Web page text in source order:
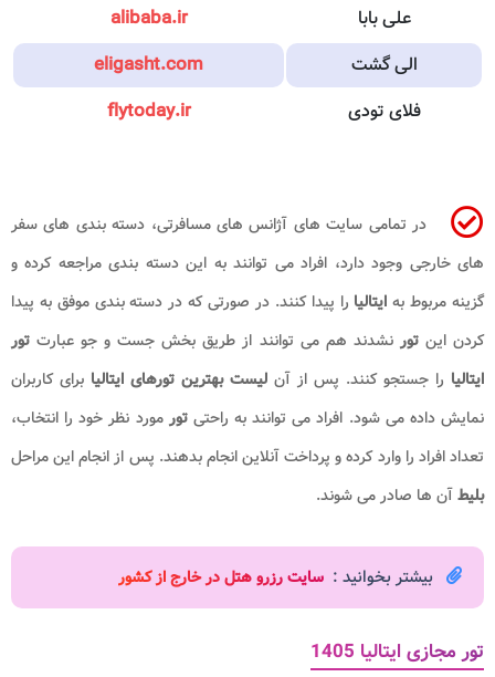
علی بابا
alibaba.ir
الی گشت
eligasht.com
فلای تودی
flytoday.ir
در تمامی سایت های آژانس های مسافرتی، دسته بندی های سفر
های خارجی وجود دارد، افراد می توانند به این دسته بندی مراجعه کرده و
گزینه مربوط به ایتالیا را پیدا کنند. در صورتی که در دسته بندی موفق به پیدا
کردن اینتورنشدند هم می توانند از طریق بخش جست و جو عبارت تور
ایتالیا را جستجو کنند. پس از آن لیست بهترین تورهای ایتالیا برای کاربران
نمایش داده می شود. افراد می توانند به راحتیتورمورد نظر خود را انتخاب،
تعداد افراد را وارد کرده و پرداخت آنلاین انجام بدهند. پس از انجام این مراحل
بلیطآن ها صادر می شوند.
بیشتر بخوانید : سایت رزرو هتل در خارج از کشور
تور مجازی ایتالیا 1405